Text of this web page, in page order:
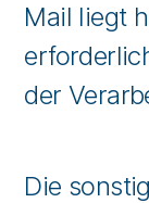
Mail liegt
der
Die